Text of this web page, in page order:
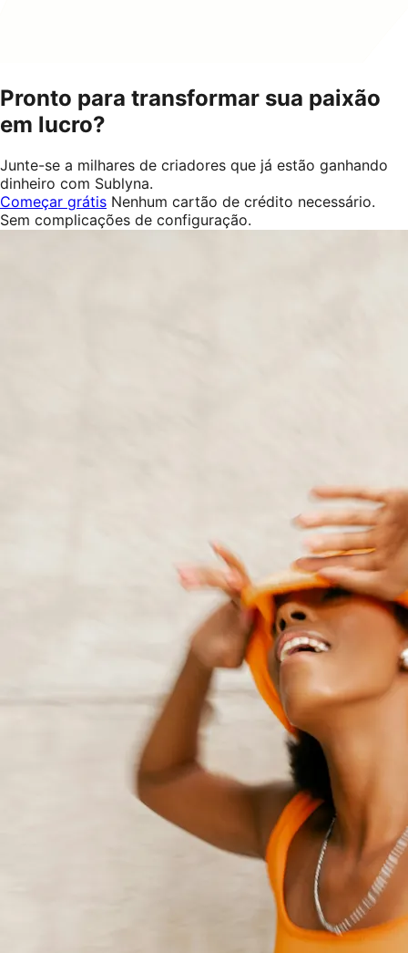
Pronto para transformar sua paixão
em lucro?
Junte-se a milhares de criadores que já estão ganhando
dinheiro com Sublyna.
Começar grátis Nenhum cartão de crédito necessário.
Sem complicações de configuração.